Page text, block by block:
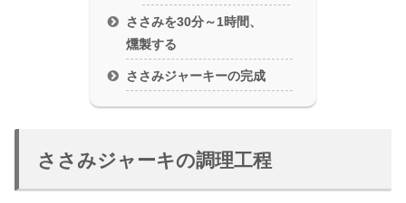
ささみを30分～1時間、
燻製する
ささみジャーキーの完成
ささみジャーキの調理工程